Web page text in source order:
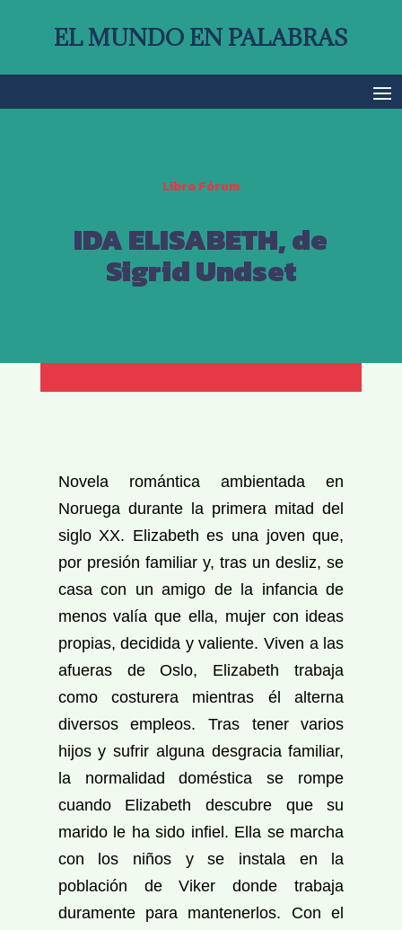
EL MUNDO EN PALABRAS
Libro Fórum
IDA ELISABETH, de
Sigrid Undset
Novela romántica ambientada en
Noruega durante la primera mitad del
siglo XX. Elizabeth es una joven que,
por presión familiar y, tras un desliz, se
casa con un amigo de la infancia de
menos valía que ella, mujer con ideas
propias, decidida y valiente. Viven a las
afueras de Oslo, Elizabeth trabaja
como costurera mientras él alterna
diversos empleos. Tras tener varios
hijos y sufrir alguna desgracia familiar,
la normalidad doméstica se rompe
cuando Elizabeth descubre que su
marido le ha sido infiel. Ella se marcha
con los niños y se instala en la
población de Viker donde trabaja
duramente para mantenerlos. Con el